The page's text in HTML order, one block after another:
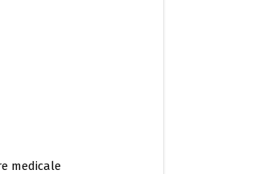
medicale